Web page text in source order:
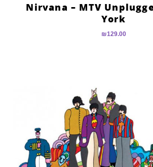
Nirvana – MTV
York
₪129.00